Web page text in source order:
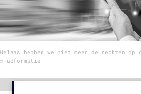
Home
9 sept: GenAI-training
12 nov: MarketingLive!
Adverteren
Helaas hebben we niet meer de rechten
© adformatie